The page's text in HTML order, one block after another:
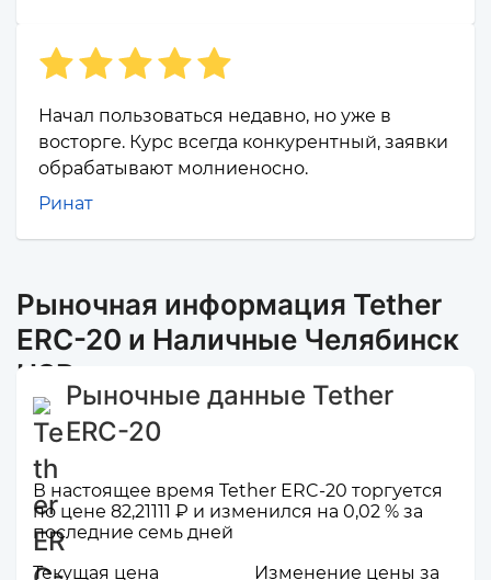
Начал пользоваться недавно, но уже в
восторге. Курс всегда конкурентный, заявки
обрабатывают молниеносно.
Ринат
Рыночная информация Tether
ERC-20 и Наличные Челябинск
USD
Рыночные данные Tether
ERC-20
В настоящее время Tether ERC-20 торгуется
по цене 82,21111 ₽ и изменился на 0,02 % за
последние семь дней
Текущая цена
Изменение цены за